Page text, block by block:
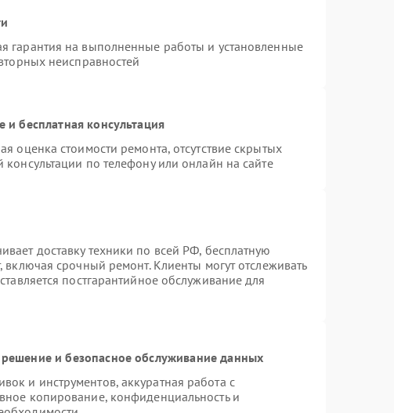
гарантия на выполненные работы и установленные
неисправностей
бесплатная консультация
оценка стоимости ремонта, отсутствие скрытых
по телефону или онлайн на сайте
доставку техники по всей РФ, бесплатную
включая срочный ремонт. Клиенты могут отслеживать
постгарантийное обслуживание для
и безопасное обслуживание данных
и инструментов, аккуратная работа с
копирование, конфиденциальность и